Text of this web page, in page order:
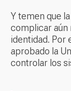
Y temen que
complicar aún
identidad. Por
aprobado la
controlar los